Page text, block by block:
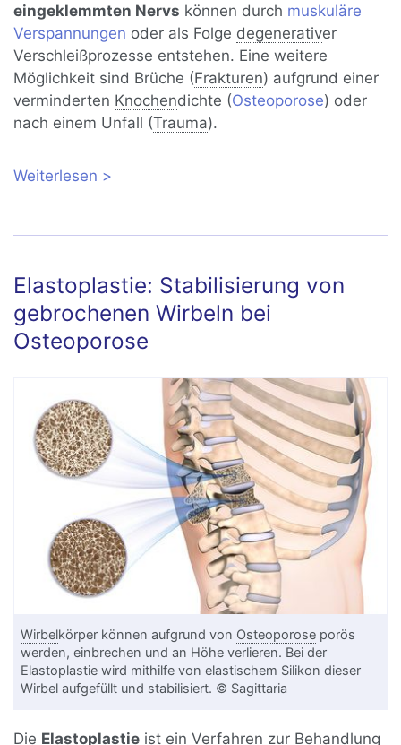
eingeklemmten Nervs können durch muskuläre
Verspannungen oder als Folge degenerativer
Verschleißprozesse entstehen. Eine weitere
Möglichkeit sind Brüche (Frakturen) aufgrund einer
verminderten Knochendichte (Osteoporose) oder
nach einem Unfall (Trauma).
Weiterlesen über Nackenschmerzen durch
Elastoplastie: Stabilisierung von
gebrochenen Wirbeln bei
Osteoporose
Wirbelkörper können aufgrund von Osteoporose porös
werden, einbrechen und an Höhe verlieren. Bei der
Elastoplastie wird mithilfe von elastischem Silikon dieser
Wirbel aufgefüllt und stabilisiert. © Sagittaria
Die Elastoplastie ist ein Verfahren zur Behandlung